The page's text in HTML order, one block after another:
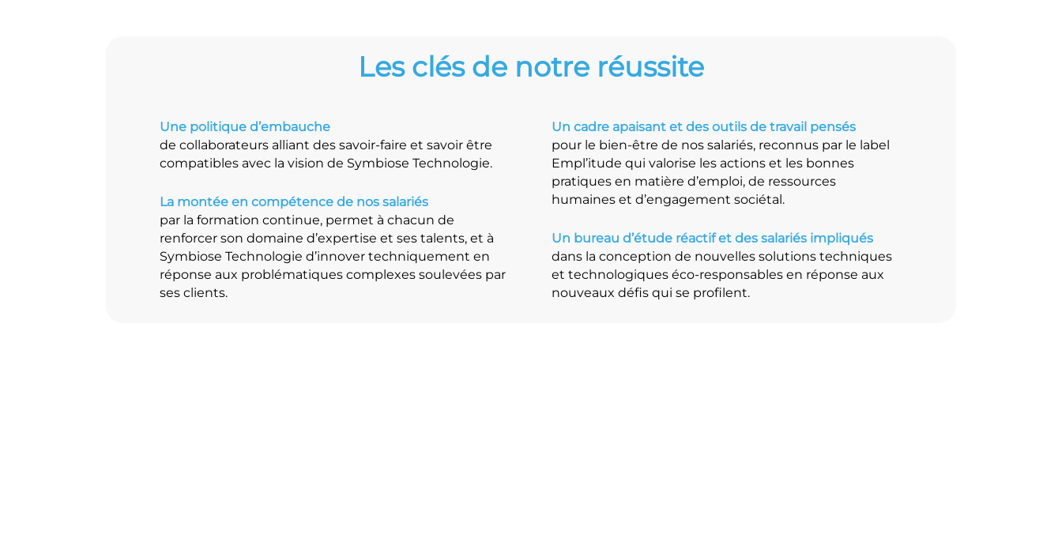
Les clés de notre réussite
Une politique d’embauche
de collaborateurs alliant des savoir-faire et savoir être
compatibles avec la vision de Symbiose Technologie.
La montée en compétence de nos salariés
par la formation continue, permet à chacun de
renforcer son domaine d’expertise et ses talents, et à
Symbiose Technologie d’innover techniquement en
réponse aux problématiques complexes soulevées par
ses clients.
Un cadre apaisant et des outils de travail pensés
pour le bien-être de nos salariés, reconnus par le label
Empl’itude qui valorise les actions et les bonnes
pratiques en matière d’emploi, de ressources
humaines et d’engagement sociétal.
Un bureau d’étude réactif et des salariés impliqués
dans la conception de nouvelles solutions techniques
et technologiques éco-responsables en réponse aux
nouveaux défis qui se profilent.